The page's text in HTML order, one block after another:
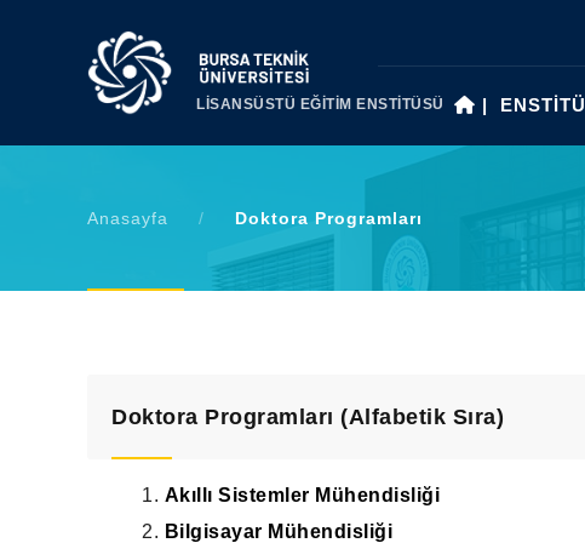
LİSANSÜSTÜ EĞİTİM ENSTİTÜSÜ | ENSTİTÜ
Anasayfa / Doktora Programları
Doktora Programları (Alfabetik Sıra)
1. Akıllı Sistemler Mühendisliği
2. Bilgisayar Mühendisliği